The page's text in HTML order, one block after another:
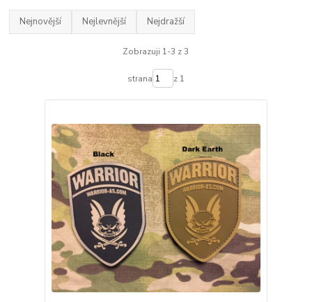
Nejnovější Nejlevnější Nejdražší
Zobrazuji 1-3 z 3
strana z 1